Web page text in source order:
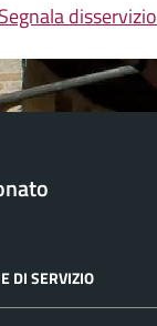
Segnala disservizio
DI SERVIZIO